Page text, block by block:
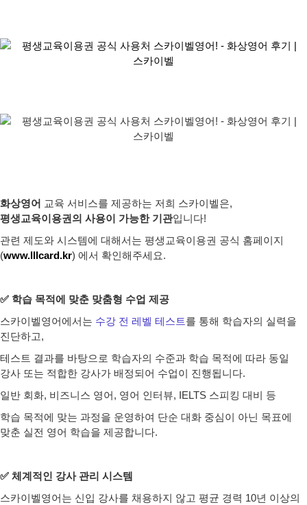
화상영어 교육 서비스를 제공하는 저희 스카이벨은,
평생교육이용권의 사용이 가능한 기관입니다!
관련 제도와 시스템에 대해서는 평생교육이용권 공식 홈페이지
(www.lllcard.kr) 에서 확인해주세요.
✅ 학습 목적에 맞춘 맞춤형 수업 제공
스카이벨영어에서는 수강 전 레벨 테스트를 통해 학습자의 실력을
진단하고,
테스트 결과를 바탕으로 학습자의 수준과 학습 목적에 따라 동일
강사 또는 적합한 강사가 배정되어 수업이 진행됩니다.
일반 회화, 비즈니스 영어, 영어 인터뷰, IELTS 스피킹 대비 등
학습 목적에 맞는 과정을 운영하여 단순 대화 중심이 아닌 목표에
맞춘 실전 영어 학습을 제공합니다.
✅ 체계적인 강사 관리 시스템
스카이벨영어는 신입 강사를 채용하지 않고 평균 경력 10년 이상의